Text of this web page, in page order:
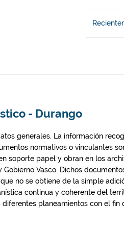
- Durango
generales. La información
normativos o vinculantes
soporte papel y obran en los
Vasco. Dichos
no se obtiene de la simple
continua y coherente del
planeamientos con el fin